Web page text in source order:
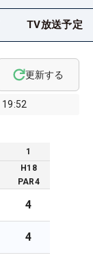
TV放送予定
19:52
更新する
1
H 18
PAR4
4
4